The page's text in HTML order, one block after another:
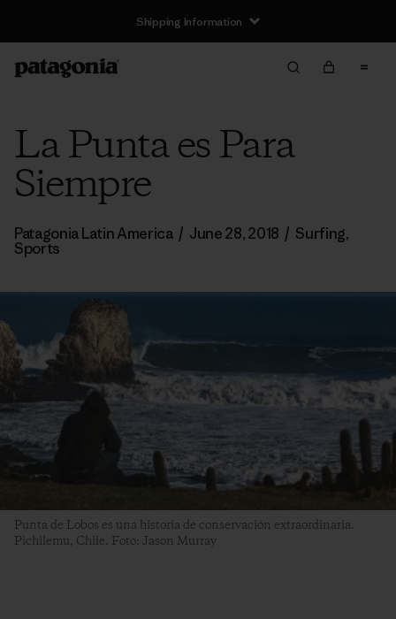
Shipping Information
La Punta es Para
Siempre
Patagonia Latin America / June 28, 2018 / Surfing,
Sports
Punta de Lobos es una historia de conservación extraordinaria.
Pichilemu, Chile. Foto: Jason Murray